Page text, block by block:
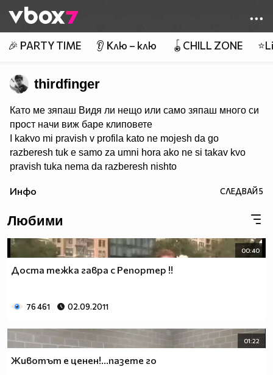
👾
🎉 PARTY TIME 👂 Клю – клю 🪀CHILL ZONE
thirdfinger
Като ме зяпаш Видя ли нещо или само зяпаш много си
прост начи виж баре клиповете
I kakvo mi pravish v profila kato ne mojesh da go
razberesh tuk e samo za umni hora ako ne si takav kvo
pravish tuka nema da razberesh nishto
Инфо СЛЕДВАЙ5
Любими
00:40
Доста тежка гавра с Репортер !!
76 461 02.09.2011
01:22
Животът е ценен!...пазете го